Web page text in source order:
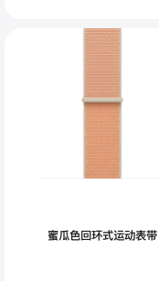
蜜瓜色回环式运动表带